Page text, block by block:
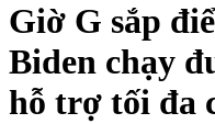
Giờ G sắp
Biden chạy
hỗ trợ tối đa